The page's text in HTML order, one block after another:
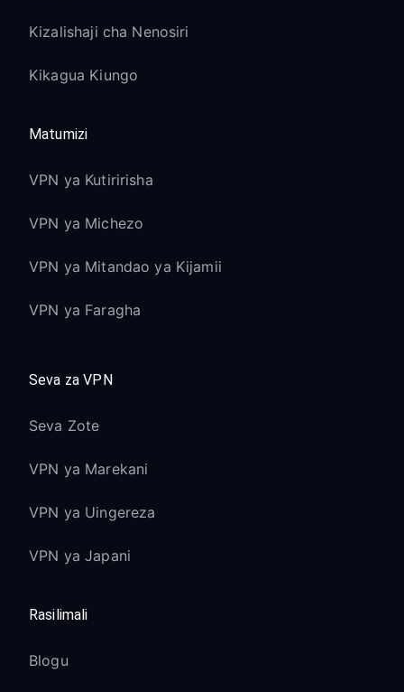
Kizalishaji cha Nenosiri
Kikagua Kiungo
Matumizi
VPN ya Kutiririsha
VPN ya Michezo
VPN ya Mitandao ya Kijamii
VPN ya Faragha
Seva za VPN
Seva Zote
VPN ya Marekani
VPN ya Uingereza
VPN ya Japani
Rasilimali
Blogu